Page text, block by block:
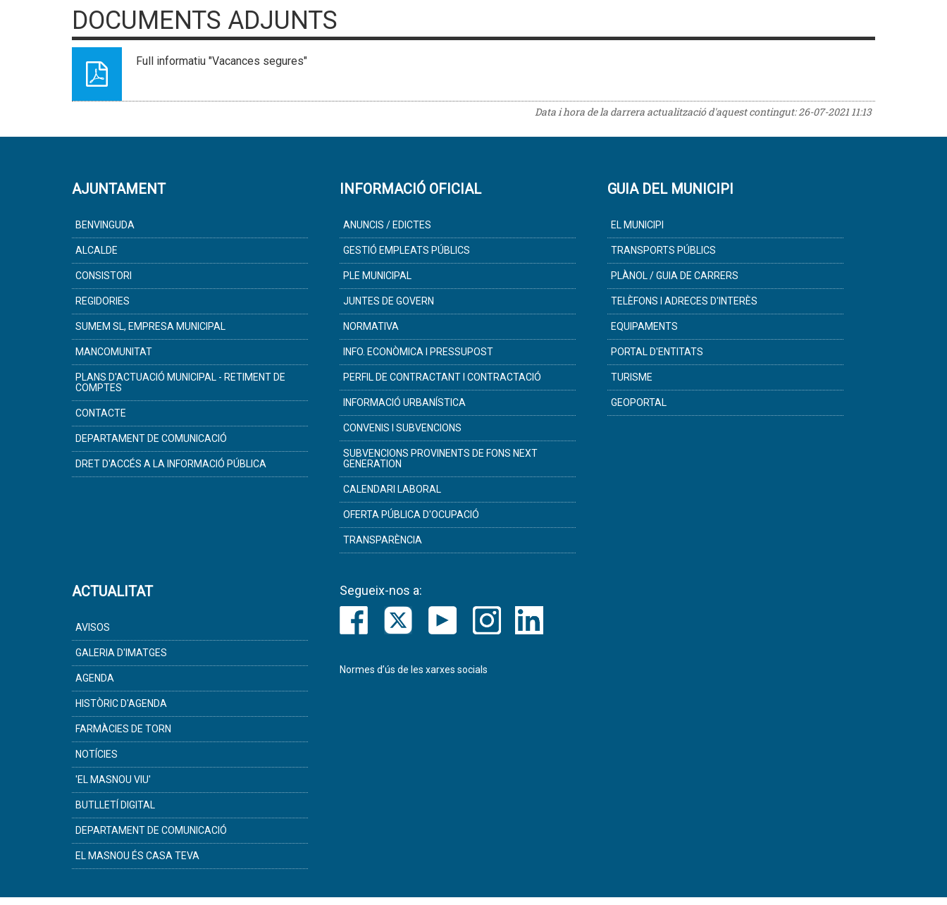
DOCUMENTS ADJUNTS
Full informatiu "Vacances segures"
Data i hora de la darrera actualització d'aquest contingut:26-07-2021 11:13
AJUNTAMENT
BENVINGUDA
ALCALDE
CONSISTORI
REGIDORIES
SUMEM SL, EMPRESA MUNICIPAL
MANCOMUNITAT
PLANS D'ACTUACIÓ MUNICIPAL - RETIMENT DE
COMPTES
CONTACTE
DEPARTAMENT DE COMUNICACIÓ
DRET D'ACCÉS A LA INFORMACIÓ PÚBLICA
INFORMACIÓ OFICIAL
ANUNCIS / EDICTES
GESTIÓ EMPLEATS PÚBLICS
PLE MUNICIPAL
JUNTES DE GOVERN
NORMATIVA
INFO. ECONÒMICA I PRESSUPOST
PERFIL DE CONTRACTANT I CONTRACTACIÓ
INFORMACIÓ URBANÍSTICA
CONVENIS I SUBVENCIONS
SUBVENCIONS PROVINENTS DE FONS NEXT
GENERATION
CALENDARI LABORAL
OFERTA PÚBLICA D'OCUPACIÓ
TRANSPARÈNCIA
GUIA DEL MUNICIPI
EL MUNICIPI
TRANSPORTS PÚBLICS
PLÀNOL / GUIA DE CARRERS
TELÈFONS I ADRECES D'INTERÈS
EQUIPAMENTS
PORTAL D'ENTITATS
TURISME
GEOPORTAL
ACTUALITAT
AVISOS
GALERIA D'IMATGES
AGENDA
HISTÒRIC D'AGENDA
FARMÀCIES DE TORN
NOTÍCIES
'EL MASNOU VIU'
BUTLLETÍ DIGITAL
DEPARTAMENT DE COMUNICACIÓ
EL MASNOU ÉS CASA TEVA
Segueix-nos a:
Normes d’ús de les xarxes socials